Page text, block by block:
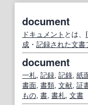
document
ドキュメント とは、
成 ・ 記録された文書
document
一札, 記録, 記錄, 紙
書面, 書類, 文献, 証
もの, 書, 書札, 文書